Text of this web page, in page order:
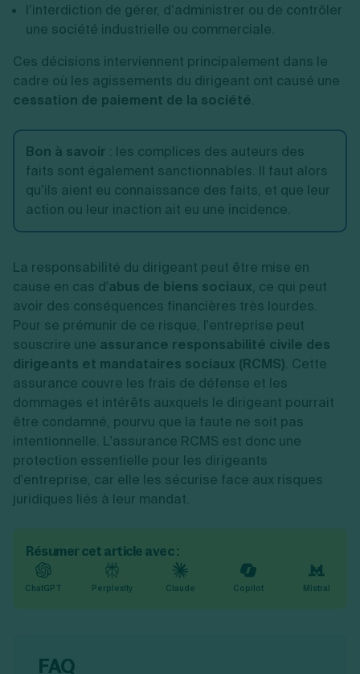
l’interdiction de gérer, d’administrer ou de contrôler
une société industrielle ou commerciale.
Ces décisions interviennent principalement dans le
cadre où les agissements du dirigeant ont causé une
cessation de paiement de la société.
Bon à savoir : les complices des auteurs des
faits sont également sanctionnables. Il faut alors
qu’ils aient eu connaissance des faits, et que leur
action ou leur inaction ait eu une incidence.
La responsabilité du dirigeant peut être mise en
cause en cas d'abus de biens sociaux, ce qui peut
avoir des conséquences financières très lourdes.
Pour se prémunir de ce risque, l'entreprise peut
souscrire une assurance responsabilité civile des
dirigeants et mandataires sociaux (RCMS). Cette
assurance couvre les frais de défense et les
dommages et intérêts auxquels le dirigeant pourrait
être condamné, pourvu que la faute ne soit pas
intentionnelle. L'assurance RCMS est donc une
protection essentielle pour les dirigeants
d'entreprise, car elle les sécurise face aux risques
juridiques liés à leur mandat.
Résumer cet article avec :
ChatGPT Perplexity Claude Copilot Mistral
FAQ